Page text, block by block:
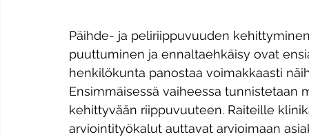
Päihde- ja peliriippuvuuden
puuttuminen ja ennaltaehkäisy ovat
henkilökunta panostaa voimakkaasti
Ensimmäisessä vaiheessa
kehittyvään riippuvuuteen. Raiteille
arviointityökalut auttavat arvioimaan